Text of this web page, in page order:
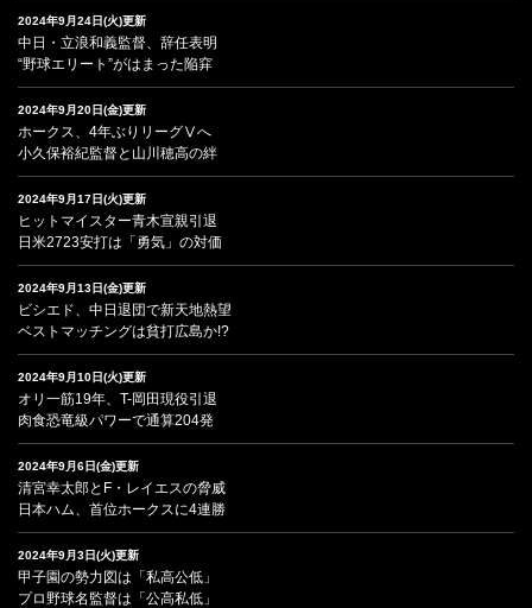
2024年9月24日(火)更新
中日・立浪和義監督、辞任表明
“野球エリート”がはまった陥穽
2024年9月20日(金)更新
ホークス、4年ぶりリーグⅤへ
小久保裕紀監督と山川穂高の絆
2024年9月17日(火)更新
ヒットマイスター青木宣親引退
日米2723安打は「勇気」の対価
2024年9月13日(金)更新
ビシエド、中日退団で新天地熱望
ベストマッチングは貧打広島か!?
2024年9月10日(火)更新
オリ一筋19年、T-岡田現役引退
肉食恐竜級パワーで通算204発
2024年9月6日(金)更新
清宮幸太郎とF・レイエスの脅威
日本ハム、首位ホークスに4連勝
2024年9月3日(火)更新
甲子園の勢力図は「私高公低」
プロ野球名監督は「公高私低」